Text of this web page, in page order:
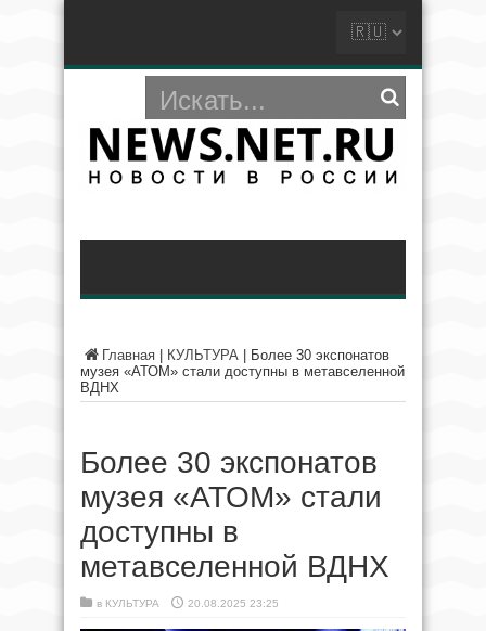
Главная КУЛЬТУРА
Более 30 экспонатов
музея «АТОМ» стали доступны в метавселенной
ВДНХ
Более 30 экспонатов
музея «АТОМ» стали
доступны в
метавселенной ВДНХ
в КУЛЬТУРА 20.08.2025 23:25